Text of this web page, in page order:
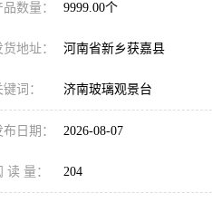
品数量： 9999.00个
货地址： 河南省新乡获嘉县
键词： 济南玻璃观景台
布日期： 2026-08-07
读 量： 204